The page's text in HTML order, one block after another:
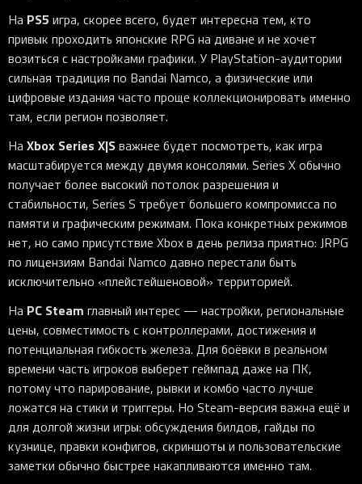
На PS5 игра, скорее всего, будет интересна тем, кто
привык проходить японские RPG на диване и не хочет
возиться с настройками графики. У PlayStation-аудитории
сильная традиция по Bandai Namco, а физические или
цифровые издания часто проще коллекционировать именно
там, если регион позволяет.
На Xbox Series X|Sважнее будет посмотреть, как игра
масштабируется между двумя консолями. Series X обычно
получает более высокий потолок разрешения и
стабильности, Series S требует большего компромисса по
памяти и графическим режимам. Пока конкретных режимов
нет, но само присутствие Xbox в день релиза приятно: JRPG
по лицензиям Bandai Namco давно перестали быть
исключительно «плейстейшеновой» территорией.
На PC Steam главный интерес — настройки, региональные
цены, совместимость с контроллерами, достижения и
потенциальная гибкость железа. Для боёвки в реальном
времени часть игроков выберет геймпад даже на ПК,
потому что парирование, рывки и комбо часто лучше
ложатся на стики и триггеры. Но Steam-версия важна ещё и
для долгой жизни игры: обсуждения билдов, гайды по
кузнице, правки конфигов, скриншоты и пользовательские
заметки обычно быстрее накапливаются именно там.